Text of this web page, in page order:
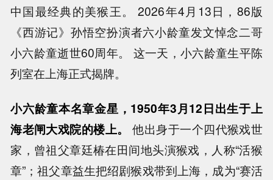
中国最经典的美猴王。 2026年4月13日，86版
《西游记》孙悟空扮演者六小龄童发文悼念二哥
小六龄童逝世60周年。 这一天，小六龄童生平陈
列室在上海正式揭牌。
小六龄童本名章金星，1950年3月12日出生于上
海老闸大戏院的楼上。他出身于一个四代猴戏世
家，曾祖父章廷椿在田间地头演猴戏，人称“活猴
章”；祖父章益生把绍剧猴戏带到上海，成为“赛活